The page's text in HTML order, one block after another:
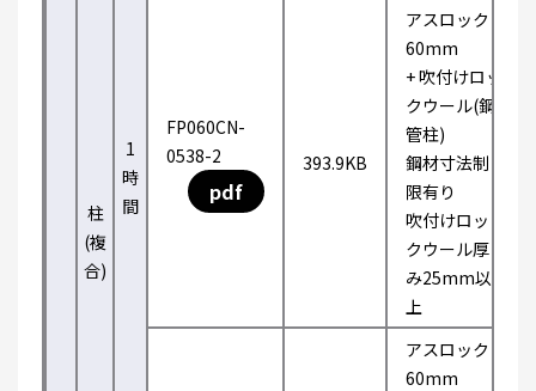
柱
(複
合)
1
時
間
FP060CN-
0538-2
pdf
393.9KB
アスロック
60mm
+ 吹付けロッ
クウール(鋼
管柱)
鋼材寸法制
限有り
吹付けロッ
クウール厚
み25mm以
上
アスロック
60mm